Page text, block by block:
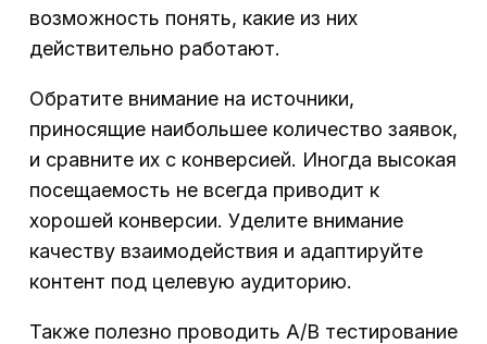
возможность понять, какие из них
действительно работают.
Обратите внимание на источники,
приносящие наибольшее количество заявок,
и сравните их с конверсией. Иногда высокая
посещаемость не всегда приводит к
хорошей конверсии. Уделите внимание
качеству взаимодействия и адаптируйте
контент под целевую аудиторию.
Также полезно проводить A/B тестирование